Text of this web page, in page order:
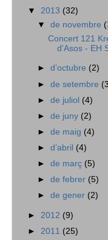
▼ 2013 (32)
▼de novembre
Concert 121
d'Asos - EH
►d’octubre (2)
►de setembre
►de juliol (4)
►de juny (2)
►de maig (4)
►d’abril (4)
►de març (5)
►de febrer (5)
►de gener (2)
► 2012 (9)
► 2011 (25)